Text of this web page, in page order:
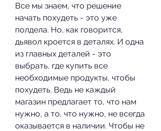
Все мы знаем, что решение
начать похудеть - это уже
полдела. Но, как говорится,
дьявол кроется в деталях. И одна
из главных деталей - это
выбрать, где купить все
необходимые продукты, чтобы
похудеть. Ведь не каждый
магазин предлагает то, что нам
нужно, а то, что нужно, не всегда
оказывается в наличии. Чтобы не